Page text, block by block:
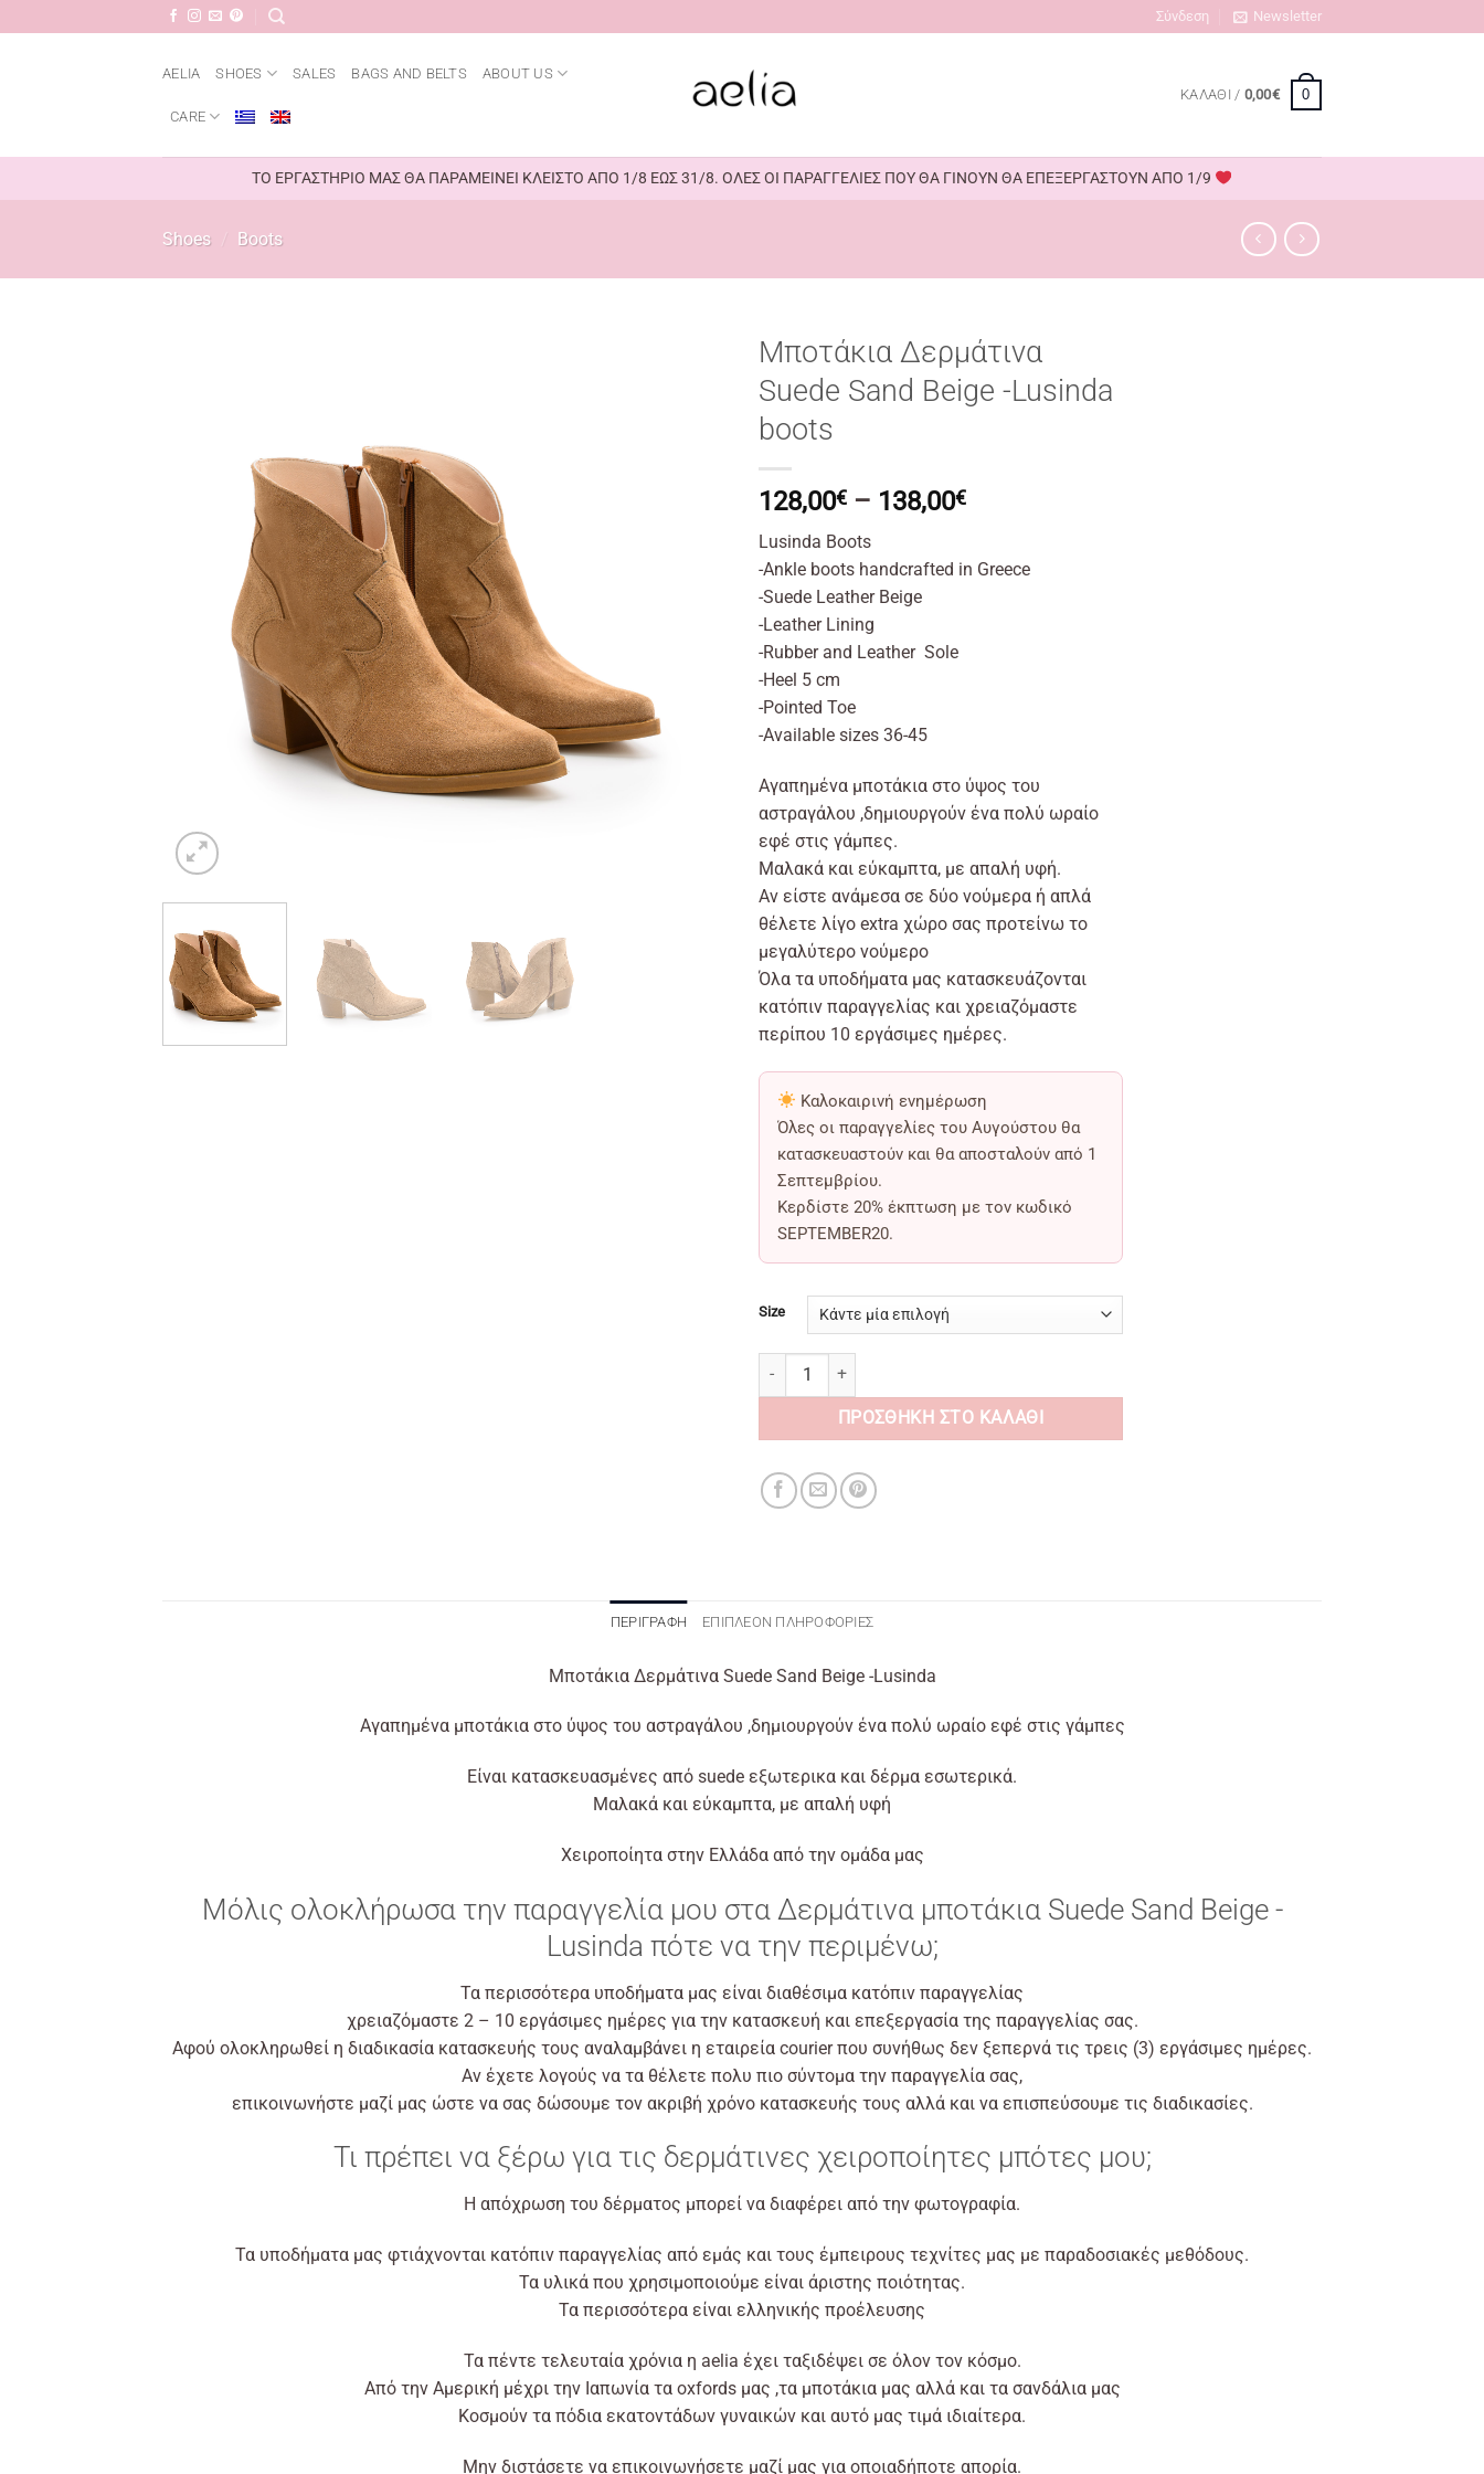
στο
Σύνδεση Newsletter
AELIA SHOES SALES BAGS AND BELTS ABOUT US
CARE
ΚΑΛΆΘΙ / 0,00€ 0
ΤΟ ΕΡΓΑΣΤΗΡΙΟ ΜΑΣ ΘΑ ΠΑΡΑΜΕΙΝΕΙ ΚΛΕΙΣΤΟ ΑΠΟ 1/8 ΕΩΣ 31/8. ΟΛΕΣ ΟΙ ΠΑΡΑΓΓΕΛΙΕΣ ΠΟΥ ΘΑ ΓΙΝΟΥΝ ΘΑ ΕΠΕΞΕΡΓΑΣΤΟΥΝ ΑΠΟ 1/9
Shoes Boots
Μποτάκια Δερμάτινα
Suede Sand Beige -Lusinda
boots
128,00€ – 138,00€Price
through
Lusinda Boots
-Ankle boots handcrafted in Greece
-Suede Leather Beige
-Leather Lining
-Rubber and Leather Sole
-Heel 5 cm
-Pointed Toe
-Available sizes 36-45
Αγαπημένα μποτάκια στο ύψος του
αστραγάλου ,δημιουργούν ένα πολύ ωραίο
εφέ στις γάμπες.
Μαλακά και εύκαμπτα, με απαλή υφή.
Αν είστε ανάμεσα σε δύο νούμερα ή απλά
θέλετε λίγο extra χώρο σας προτείνω το
μεγαλύτερο νούμερο
Όλα τα υποδήματα μας κατασκευάζονται
κατόπιν παραγγελίας και χρειαζόμαστε
περίπου 10 εργάσιμες ημέρες.
Καλοκαιρινή ενημέρωση
Όλες οι παραγγελίες του Αυγούστου θα
κατασκευαστούν και θα αποσταλούν από 1
Σεπτεμβρίου.
Κερδίστε 20% έκπτωση με τον κωδικό
SEPTEMBER20.
Size
Μποτάκια Δερμάτινα Suede Sand Beige -Lusinda boots ποσότητα
ΠΡΟΣΘΉΚΗ ΣΤΟ ΚΑΛΆΘΙ
ΠΕΡΙΓΡΑΦΉ ΕΠΙΠΛΈΟΝ ΠΛΗΡΟΦΟΡΊΕΣ
Μποτάκια Δερμάτινα Suede Sand Beige -Lusinda
Αγαπημένα μποτάκια στο ύψος του αστραγάλου ,δημιουργούν ένα πολύ ωραίο εφέ στις γάμπες
Είναι κατασκευασμένες από suede εξωτερικα και δέρμα εσωτερικά.
Μαλακά και εύκαμπτα, με απαλή υφή
Χειροποίητα στην Ελλάδα από την ομάδα μας
Μόλις ολοκλήρωσα την παραγγελία μου στα Δερμάτινα μποτάκια Suede Sand Beige -
Lusinda πότε να την περιμένω;
Τα περισσότερα υποδήματα μας είναι διαθέσιμα κατόπιν παραγγελίας
χρειαζόμαστε 2 – 10 εργάσιμες ημέρες για την κατασκευή και επεξεργασία της παραγγελίας σας.
Αφού ολοκληρωθεί η διαδικασία κατασκευής τους αναλαμβάνει η εταιρεία courier που συνήθως δεν ξεπερνά τις τρεις (3) εργάσιμες ημέρες.
Αν έχετε λογούς να τα θέλετε πολυ πιο σύντομα την παραγγελία σας,
επικοινωνήστε μαζί μας ώστε να σας δώσουμε τον ακριβή χρόνο κατασκευής τους αλλά και να επισπεύσουμε τις διαδικασίες.
Τι πρέπει να ξέρω για τις δερμάτινες χειροποίητες μπότες μου;
Η απόχρωση του δέρματος μπορεί να διαφέρει από την φωτογραφία.
Τα υποδήματα μας φτιάχνονται κατόπιν παραγγελίας από εμάς και τους έμπειρους τεχνίτες μας με παραδοσιακές μεθόδους.
Τα υλικά που χρησιμοποιούμε είναι άριστης ποιότητας.
Τα περισσότερα είναι ελληνικής προέλευσης
Τα πέντε τελευταία χρόνια η aelia έχει ταξιδέψει σε όλον τον κόσμο.
Από την Αμερική μέχρι την Ιαπωνία τα oxfords μας ,τα μποτάκια μας αλλά και τα σανδάλια μας
Kοσμούν τα πόδια εκατοντάδων γυναικών και αυτό μας τιμά ιδιαίτερα.
Μην διστάσετε να επικοινωνήσετε μαζί μας για οποιαδήποτε απορία.